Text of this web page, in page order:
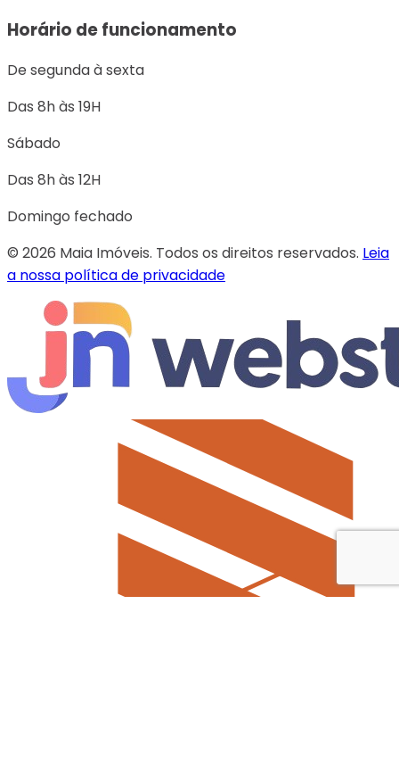
Horário de funcionamento
De segunda à sexta
Das 8h às 19H
Sábado
Das 8h às 12H
Domingo fechado
© 2026 Maia Imóveis. Todos os direitos reservados. Leia
a nossa política de privacidade